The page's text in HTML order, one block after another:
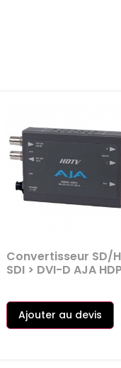
Convertisseur SD/
SDI > DVI-D AJA
Ajouter au devis